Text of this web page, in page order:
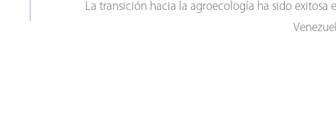
La transición hacia la agroecología ha sido exitosa